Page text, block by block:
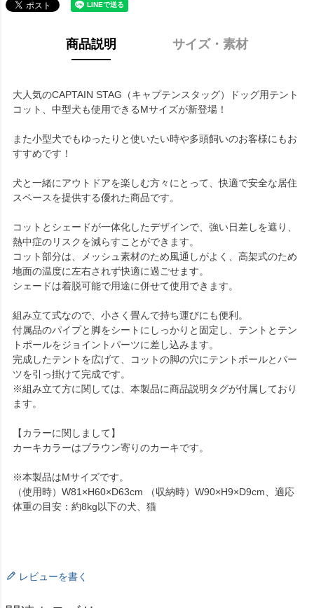
商品説明 サイズ・素材
大人気のCAPTAIN STAG（キャプテンスタッグ）ドッグ用テント
コット、中型犬も使用できるMサイズが新登場！
また小型犬でもゆったりと使いたい時や多頭飼いのお客様にもお
すすめです！
犬と一緒にアウトドアを楽しむ方々にとって、快適で安全な居住
スペースを提供する優れた商品です。
コットとシェードが一体化したデザインで、強い日差しを遮り、
熱中症のリスクを減らすことができます。
コット部分は、メッシュ素材のため風通しがよく、高架式のため
地面の温度に左右されず快適に過ごせます。
シェードは着脱可能で用途に併せて使用できます。
組み立て式なので、小さく畳んで持ち運びにも便利。
付属品のパイプと脚をシートにしっかりと固定し、テントとテン
トポールをジョイントパーツに差し込みます。
完成したテントを広げて、コットの脚の穴にテントポールとパー
ツを引っ掛けて完成です。
※組み立て方に関しては、本製品に商品説明タグが付属しており
ます。
【カラーに関しまして】
カーキカラーはブラウン寄りのカーキです。
※本製品はMサイズです。
（使用時）W81×H60×D63cm （収納時）W90×H9×D9cm、適応
体重の目安：約8kg以下の犬、猫
レビューを書く